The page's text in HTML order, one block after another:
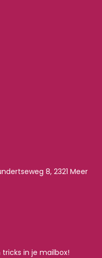
8, 2321 Meer
in je mailbox!